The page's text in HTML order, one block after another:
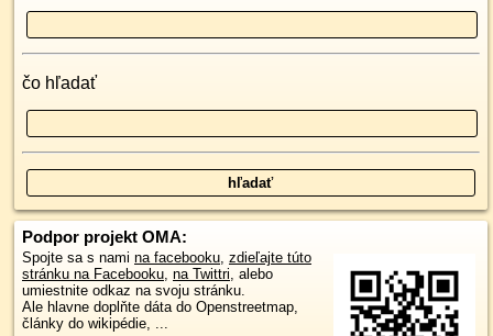
čo hľadať
Podpor projekt OMA:
Spojte sa s nami na facebooku, zdieľajte túto
stránku na Facebooku, na Twittri, alebo
umiestnite odkaz na svoju stránku.
Ale hlavne doplňte dáta do Openstreetmap,
články do wikipédie, ...